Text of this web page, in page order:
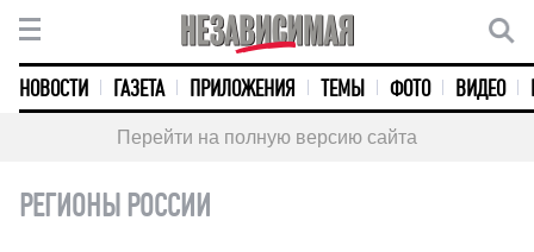
НОВОСТИ ГАЗЕТА ПРИЛОЖЕНИЯ ТЕМЫ ФОТО ВИДЕО
Перейти на полную версию сайта
РЕГИОНЫ РОССИИ